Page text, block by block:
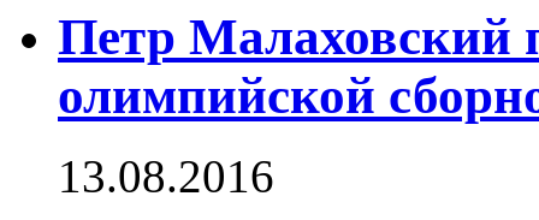
Петр Малаховский
олимпийской
13.08.2016